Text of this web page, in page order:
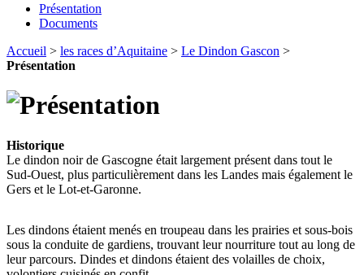
Présentation
Documents
Accueil > les races d’Aquitaine > Le Dindon Gascon >
Présentation
Historique
Le dindon noir de Gascogne était largement présent dans tout le
Sud-Ouest, plus particulièrement dans les Landes mais également le
Gers et le Lot-et-Garonne.
Les dindons étaient menés en troupeau dans les prairies et sous-bois
sous la conduite de gardiens, trouvant leur nourriture tout au long de
leur parcours. Dindes et dindons étaient des volailles de choix,